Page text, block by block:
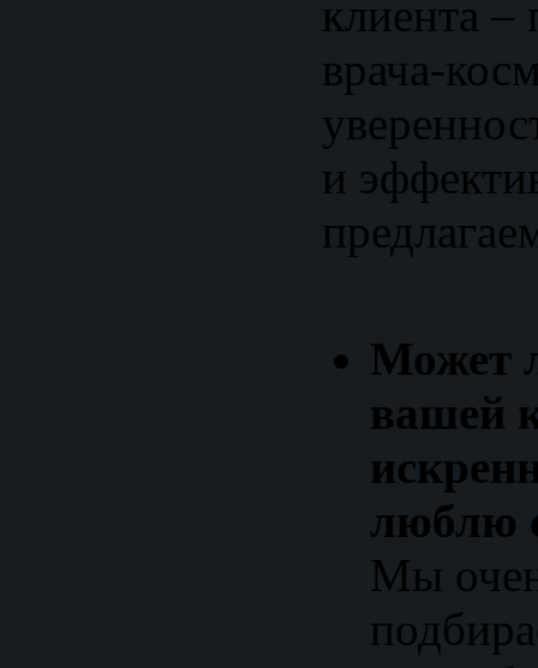
клиента –
врача-
и
Может
вашей
люблю
Мы